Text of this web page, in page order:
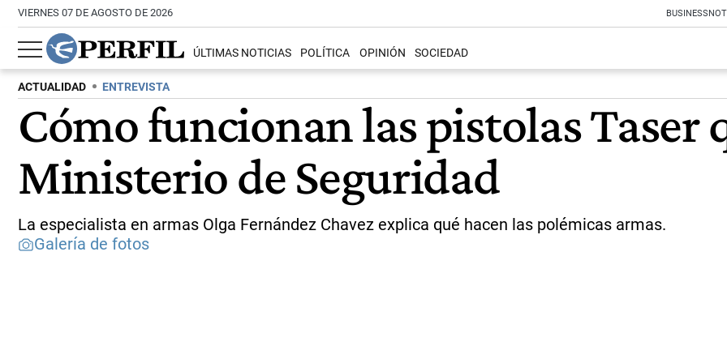
VIERNES 07 DE AGOSTO DE 2026 BUSINESS
ÚLTIMAS NOTICIAS POLÍTICA OPINIÓN SOCIEDAD
ACTUALIDAD ENTREVISTA
Cómo funcionan las pistolas Taser
Ministerio de Seguridad
La especialista en armas Olga Fernández Chavez explica qué hacen las polémicas armas.
Galería de fotos